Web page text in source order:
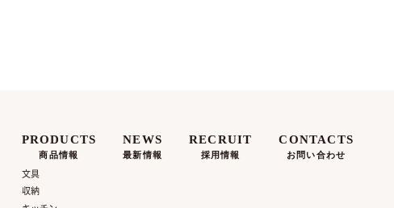
PRODUCTS
商品情報
文具
収納
NEWS
最新情報
RECRUIT
採用情報
CONTACTS
お問い合わせ